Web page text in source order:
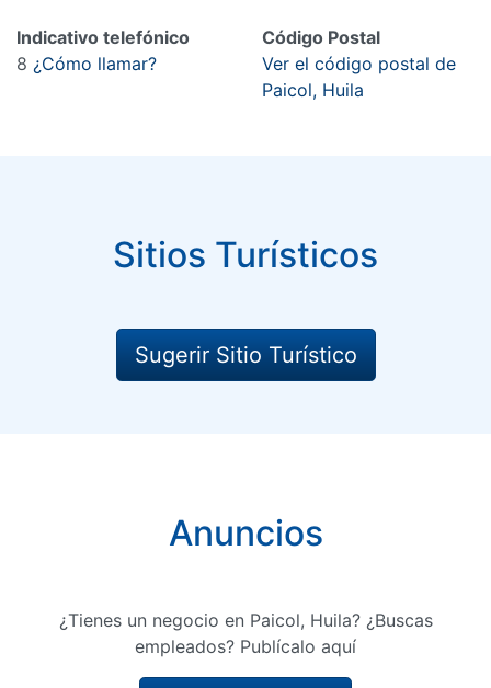
Indicativo telefónico
8 ¿Cómo llamar?
Código Postal
Ver el código postal de
Paicol, Huila
Sitios Turísticos
Sugerir Sitio Turístico
Anuncios
¿Tienes un negocio en Paicol, Huila? ¿Buscas
empleados? Publícalo aquí